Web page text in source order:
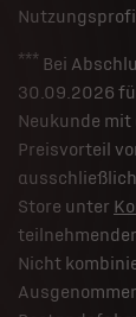
*** Bei
30.09.2026
Neukunde mit
Preisvorteil
Store unter
Nicht